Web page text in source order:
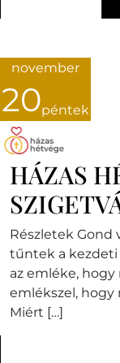
november
20péntek
HÁZAS
Részletek Gond
tűntek a kezdeti
az emléke,
emlékszel, hogy
Miért […]